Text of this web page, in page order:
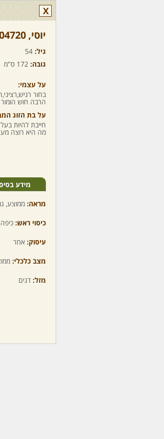
X
יוסי,‏ 504720
גיל: 54
גובה: 172 ס"מ
על עצמי:
בחור
הרבה חוש הומור
על בת הזוג
חייבת להיות
מה היא רוצה
מידע
מראה: ממוצע,
כיסוי ראש:
עיסוק: אחר
מצב כלכלי:
מזל: דגים